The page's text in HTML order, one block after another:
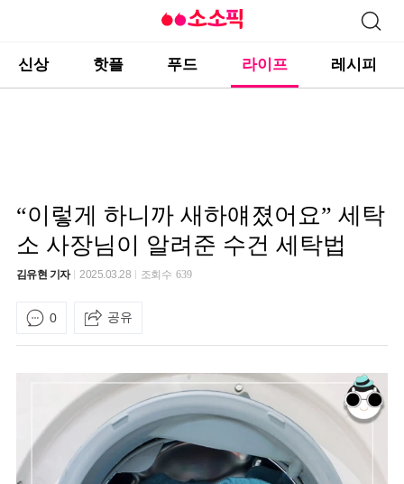
신상 핫플 푸드 라이프 레시피
“이렇게 하니까 새하얘졌어요” 세탁
소 사장님이 알려준 수건 세탁법
김유현 기자 2025.03.28 조회수639
0 공유